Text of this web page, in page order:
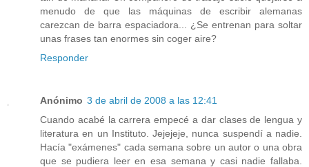
menudo de que las máquinas de escribir alemanas
carezcan de barra espaciadora... ¿Se entrenan para soltar
unas frases tan enormes sin coger aire?
Responder
Anónimo 3 de abril de 2008 a las 12:41
Cuando acabé la carrera empecé a dar clases de lengua y
literatura en un Instituto. Jejejeje, nunca suspendí a nadie.
Hacía "exámenes" cada semana sobre un autor o una obra
que se pudiera leer en esa semana y casi nadie fallaba.